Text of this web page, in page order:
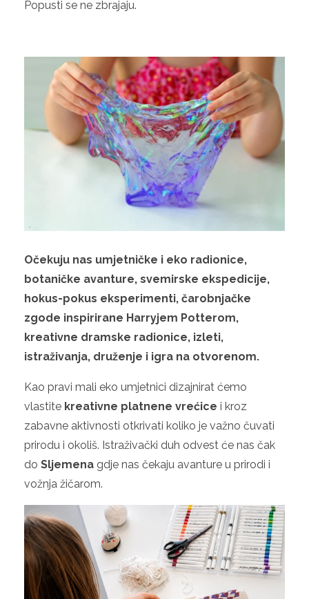
Popusti se ne zbrajaju.
Očekuju nas umjetničke i eko radionice,
botaničke avanture, svemirske ekspedicije,
hokus-pokus eksperimenti, čarobnjačke
zgode inspirirane Harryjem Potterom,
kreativne dramske radionice, izleti,
istraživanja, druženje i igra na otvorenom.
Kao pravi mali eko umjetnici dizajnirat ćemo
vlastite kreativne platnene vrećice i kroz
zabavne aktivnosti otkrivati koliko je važno čuvati
prirodu i okoliš. Istraživački duh odvest će nas čak
do Sljemena gdje nas čekaju avanture u prirodi i
vožnja žičarom.